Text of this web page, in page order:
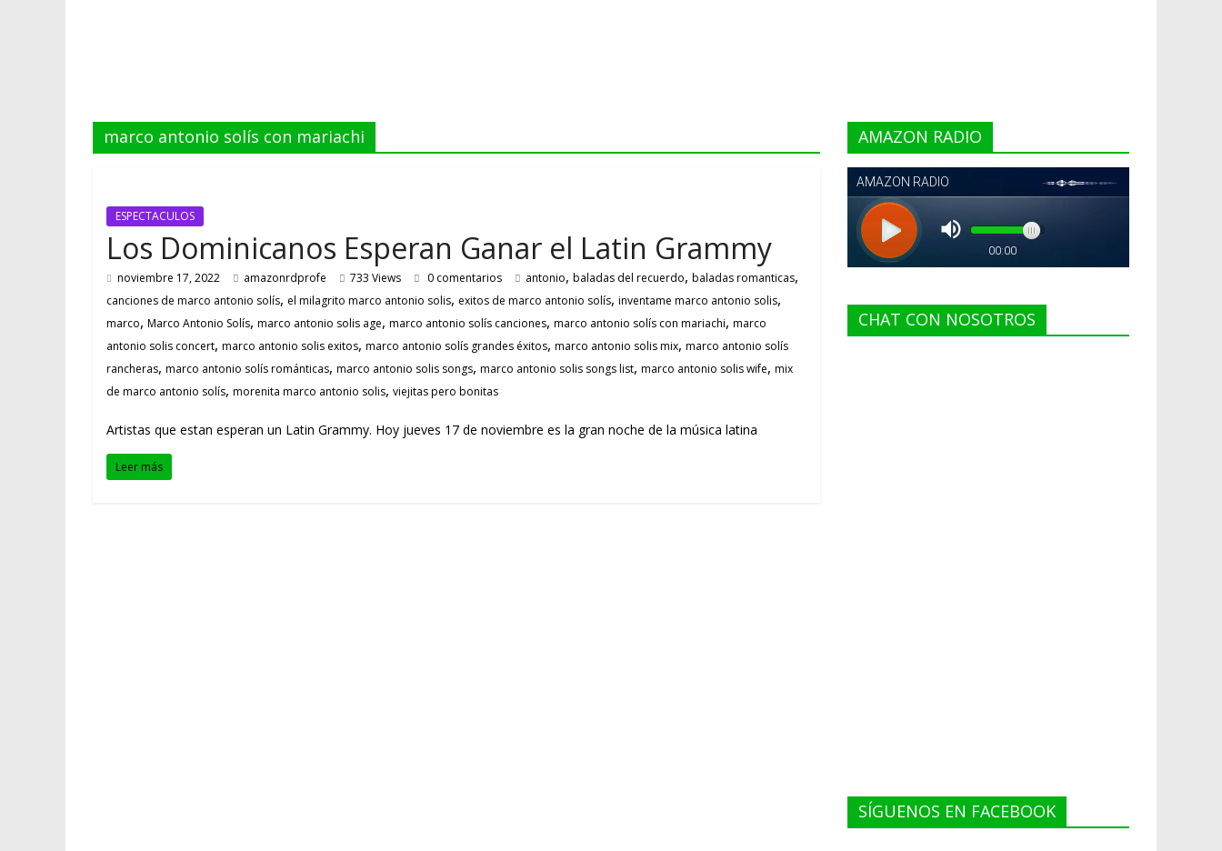
marco antonio solís con mariachi
ESPECTACULOS
Los Dominicanos Esperan Ganar el Latin Grammy
noviembre 17, 2022 amazonrdprofe 733 Views 0 comentarios antonio, baladas del recuerdo, baladas romanticas,
canciones de marco antonio solís, el milagrito marco antonio solis, exitos de marco antonio solís, inventame marco antonio solis,
marco, Marco Antonio Solís, marco antonio solis age, marco antonio solís canciones, marco antonio solís con mariachi, marco
antonio solis concert, marco antonio solis exitos, marco antonio solís grandes éxitos, marco antonio solis mix, marco antonio solís
rancheras, marco antonio solís románticas, marco antonio solis songs, marco antonio solis songs list, marco antonio solis wife, mix
de marco antonio solís, morenita marco antonio solis, viejitas pero bonitas
Artistas que estan esperan un Latin Grammy. Hoy jueves 17 de noviembre es la gran noche de la música latina
Leer más
AMAZON RADIO
CHAT CON NOSOTROS
SÍGUENOS EN FACEBOOK